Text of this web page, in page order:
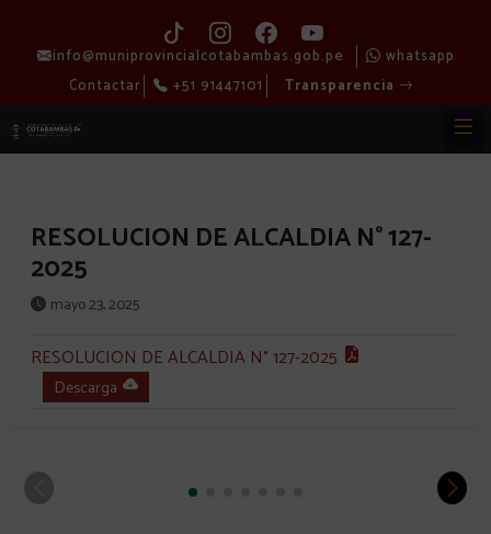
info@muniprovincialcotabambas.gob.pe
whatsapp
Contactar
+51 91447101 Transparencia
RESOLUCION DE ALCALDIA N° 127-
2025
mayo 23, 2025
RESOLUCION DE ALCALDIA N° 127-2025
Descarga